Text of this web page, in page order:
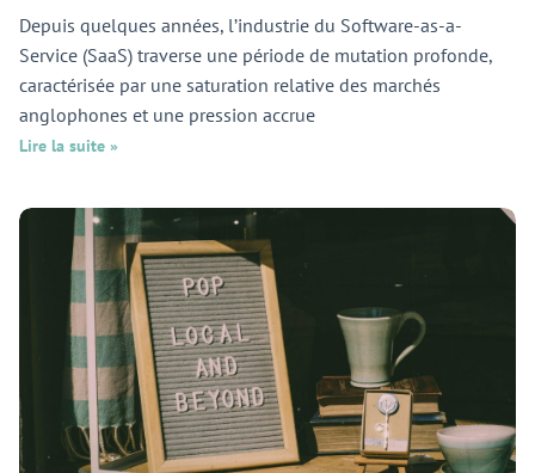
Depuis quelques années, l’industrie du Software-as-a-
Service (SaaS) traverse une période de mutation profonde,
caractérisée par une saturation relative des marchés
anglophones et une pression accrue
Lire la suite »